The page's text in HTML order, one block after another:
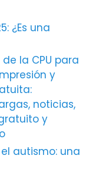
¿Es una
la CPU para
y
noticias,
y
autismo: una